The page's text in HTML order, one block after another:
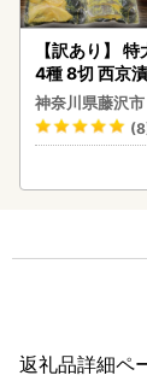
【訳あり】
4種 8切 西京
神奈川県藤沢市
返礼品詳細ペ